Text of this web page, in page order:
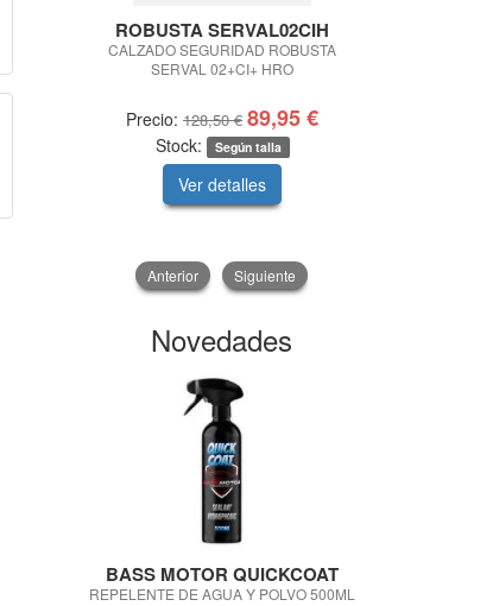
ROBUSTA SERVAL02CIH
CALZADO SEGURIDAD ROBUSTA
SERVAL 02+CI+ HRO
Precio: 128,50 € 89,95 €
Stock: Según talla
Ver detalles
Anterior Siguiente
Novedades
BASS MOTOR QUICKCOAT
REPELENTE DE AGUA Y POLVO 500ML